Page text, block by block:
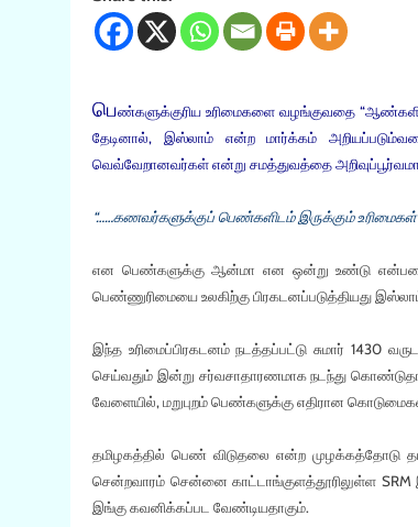
பெண்களுக்குரிய உரிமைகளை வழங்குவதை
தேடினால், இஸ்லாம் என்ற மார்க்கம்
வெவ்வேறானவர்கள் என்று சமத்துவத்தை
“……கணவர்களுக்குப் பெண்களிடம் இருக்கும்
என பெண்களுக்கு ஆன்மா என ஒன்று உண்டு
பெண்ணுரிமையை உலகிற்கு பிரகடனப்படுத்தியது
இந்த உரிமைப்பிரகடனம் நடத்தப்பட்டு சுமார் 1430
செய்வதும் இன்று சர்வசாதாரணமாக நடந்து
வேளையில், மறுபுறம் பெண்களுக்கு எதிரான
தமிழகத்தில் பெண் விடுதலை என்ற முழக்கத்தோடு
சென்றவாரம் சென்னை காட்டாங்குளத்தூரிலுள்ள SRM
இங்கு கவனிக்கப்பட வேண்டியதாகும்.